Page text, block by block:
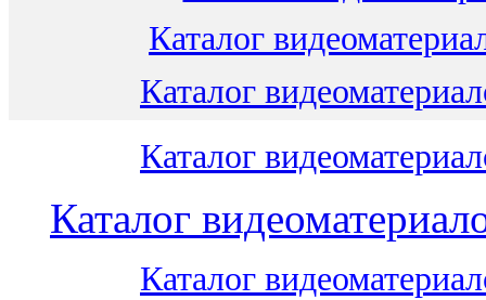
Каталог
Каталог
Каталог
Каталог
Каталог